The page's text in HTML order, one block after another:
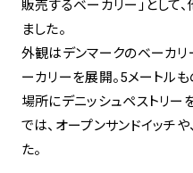
販売するベーカリー」として
ました。
外観はデンマークのベーカリ
ーカリーを展開。5メートル
場所にデニッシュペストリー
では、オープンサンドイッチ
た。